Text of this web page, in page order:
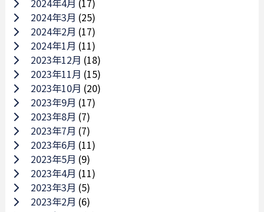
2024年4月 (17)
2024年3月 (25)
2024年2月 (17)
2024年1月 (11)
2023年12月 (18)
2023年11月 (15)
2023年10月 (20)
2023年9月 (17)
2023年8月 (7)
2023年7月 (7)
2023年6月 (11)
2023年5月 (9)
2023年4月 (11)
2023年3月 (5)
2023年2月 (6)